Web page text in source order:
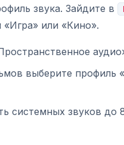
звука. Зайдите в
или «Кино».
выберите профиль
системных звуков до